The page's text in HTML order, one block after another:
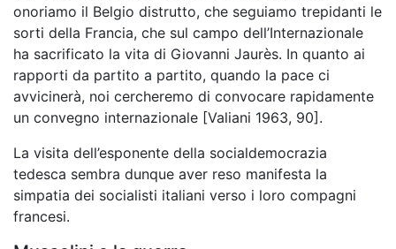
onoriamo il Belgio distrutto, che seguiamo trepidanti le
sorti della Francia, che sul campo dell’Internazionale
ha sacrificato la vita di Giovanni Jaurès. In quanto ai
rapporti da partito a partito, quando la pace ci
avvicinerà, noi cercheremo di convocare rapidamente
un convegno internazionale [Valiani 1963, 90].
La visita dell’esponente della socialdemocrazia
tedesca sembra dunque aver reso manifesta la
simpatia dei socialisti italiani verso i loro compagni
francesi.